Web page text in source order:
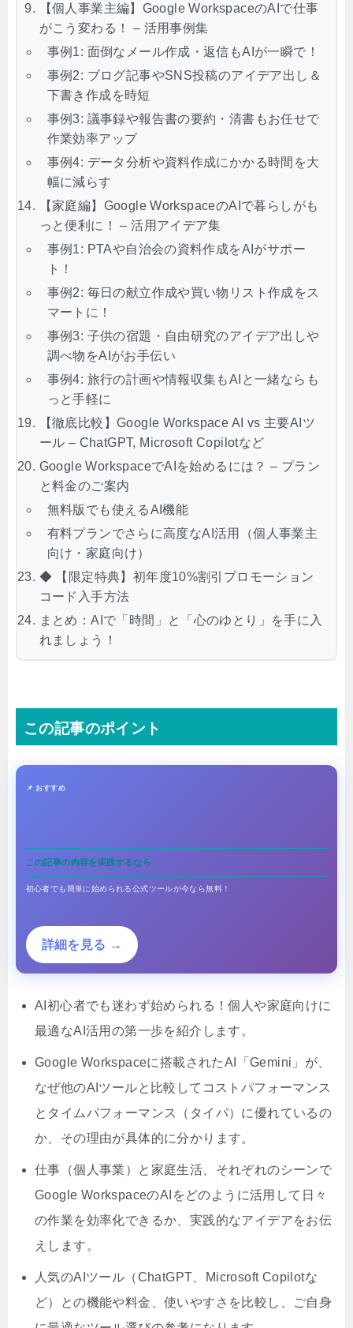
【個人事業主編】Google WorkspaceのAIで仕事
がこう変わる！ – 活用事例集
事例1: 面倒なメール作成・返信もAIが一瞬で！
事例2: ブログ記事やSNS投稿のアイデア出し＆
下書き作成を時短
事例3: 議事録や報告書の要約・清書もお任せで
作業効率アップ
事例4: データ分析や資料作成にかかる時間を大
幅に減らす
【家庭編】Google WorkspaceのAIで暮らしがも
っと便利に！ – 活用アイデア集
事例1: PTAや自治会の資料作成をAIがサポー
ト！
事例2: 毎日の献立作成や買い物リスト作成をス
マートに！
事例3: 子供の宿題・自由研究のアイデア出しや
調べ物をAIがお手伝い
事例4: 旅行の計画や情報収集もAIと一緒ならも
っと手軽に
【徹底比較】Google Workspace AI vs 主要AIツ
ール – ChatGPT, Microsoft Copilotなど
Google WorkspaceでAIを始めるには？ – プラン
と料金のご案内
無料版でも使えるAI機能
有料プランでさらに高度なAI活用（個人事業主
向け・家庭向け）
◆ 【限定特典】初年度10%割引プロモーション
コード入手方法
まとめ：AIで「時間」と「心のゆとり」を手に入
れましょう！
この記事のポイント
📌 おすすめ
この記事の内容を実践するなら
初心者でも簡単に始められる公式ツールが今なら無料！
詳細を見る →
AI初心者でも迷わず始められる！個人や家庭向けに
最適なAI活用の第一歩を紹介します。
Google Workspaceに搭載されたAI「Gemini」が、
なぜ他のAIツールと比較してコストパフォーマンス
とタイムパフォーマンス（タイパ）に優れているの
か、その理由が具体的に分かります。
仕事（個人事業）と家庭生活、それぞれのシーンで
Google WorkspaceのAIをどのように活用して日々
の作業を効率化できるか、実践的なアイデアをお伝
えします。
人気のAIツール（ChatGPT、Microsoft Copilotな
ど）との機能や料金、使いやすさを比較し、ご自身